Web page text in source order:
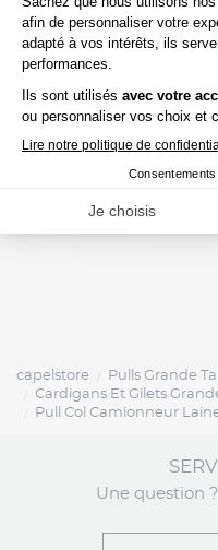
capelstore
Pulls Grande
Cardigans Et Gilets
Pull Col Camionneur
Une question